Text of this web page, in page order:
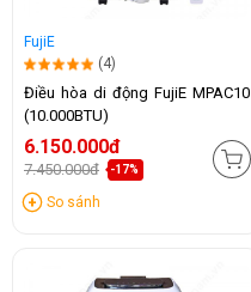
FujiE
(4)
Điều hòa di động FujiE MPAC10
(10.000BTU)
6.150.000đ
7.450.000đ -17%
So sánh